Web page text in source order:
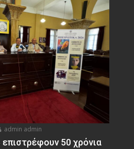
admin admin
50 χρόνια